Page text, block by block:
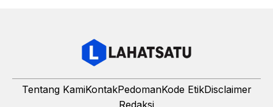
Tentang KamiKontakPedomanKode EtikDisclaimer